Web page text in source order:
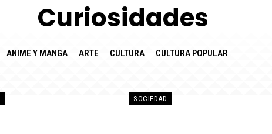
Curiosidades
ANIME Y MANGA ARTE CULTURA CULTURA POPULAR
SOCIEDAD